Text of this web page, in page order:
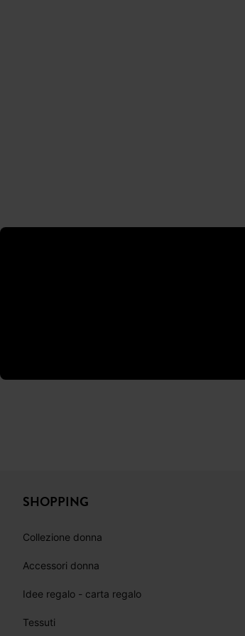
SHOPPING
Collezione donna
Accessori donna
Idee regalo - carta regalo
Tessuti